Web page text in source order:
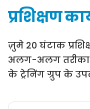
प्रशिक्षण
ज़ुमे 20 घंटाक
अलग-अलग तरीका
के ट्रेनिंग ग्रुप के